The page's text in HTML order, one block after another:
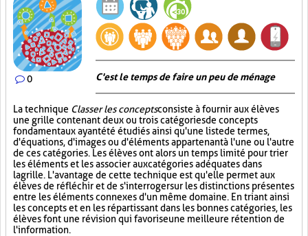
0 C'est le temps de faire un peu de ménage
La technique Classer les conceptsconsiste à fournir aux élèves
une grille contenant deux ou trois catégories de concepts
fondamentaux ayant été étudiés ainsi qu'une liste de termes,
d'équations, d'images ou d'éléments appartenant à l'une ou l'autre
de ces catégories. Les élèves ont alors un temps limité pour trier
les éléments et les associer aux catégories adéquates dans
la grille. L'avantage de cette technique est qu'elle permet aux
élèves de réfléchir et de s'interroger sur les distinctions présentes
entre les éléments connexes d'un même domaine. En triant ainsi
les concepts et en les répartissant dans les bonnes catégories, les
élèves font une révision qui favorise une meilleure rétention de
l'information.